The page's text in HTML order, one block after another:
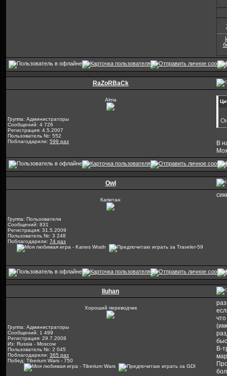
RaZoRBaCk
Alma
Группа: Администраторы
Сообщений: 4 726
Регистрация: 4.5.2007
Пользователь №: 552
Поблагодарили: 599 раз
В
Owl
Капитан
Группа: Пользователи
Сообщений: 831
Регистрация: 31.5.2009
Пользователь №: 3 248
Поблагодарили: 74 раз
Iluhan
Хороший переводчик
Группа: Администраторы
Сообщений: 1 499
Регистрация: 29.7.2008
Из: Russia - Moscow
Пользователь №: 2 045
Поблагодарили: 365 раз
Побед: Tiberium Wars - 750
В-